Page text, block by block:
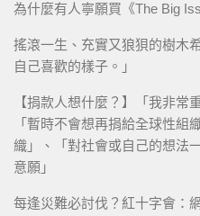
為什麼有人寧願買《The Big
搖滾一生、充實又狼狽的樹木
自己喜歡的樣子。」
【捐款人想什麼？】「我非常
「暫時不會想再捐給全球性組
織」、「對社會或自己的想法
意願」
每逢災難必討伐？紅十字會：